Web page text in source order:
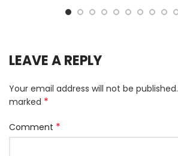
LEAVE A REPLY
Your email address will not be published.
marked *
Comment *